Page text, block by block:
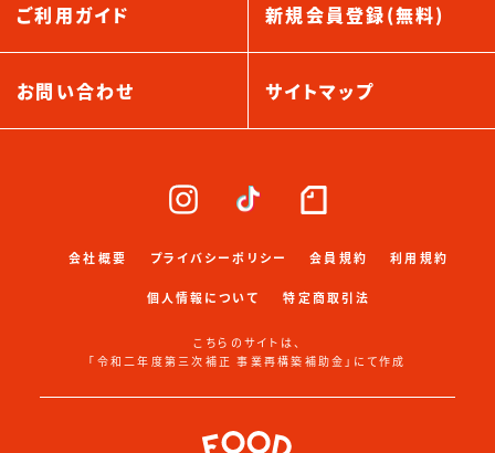
ご利用ガイド 新規会員登録(無料)
お問い合わせ サイトマップ
会社概要 プライバシーポリシー 会員規約 利用規約
個人情報について 特定商取引法
こちらのサイトは、
「令和二年度第三次補正 事業再構築補助金」にて作成